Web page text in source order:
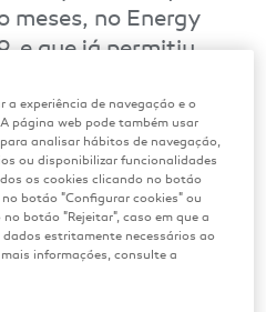
meses, no Energy
e que já permitiu
vencedor
2020
a experiência de navegação e o
página web pode também usar
analisar hábitos de navegação,
ou disponibilizar funcionalidades
os cookies clicando no botão
botão "Configurar cookies" ou
botão "Rejeitar", caso em que a
estritamente necessários ao
informações, consulte a